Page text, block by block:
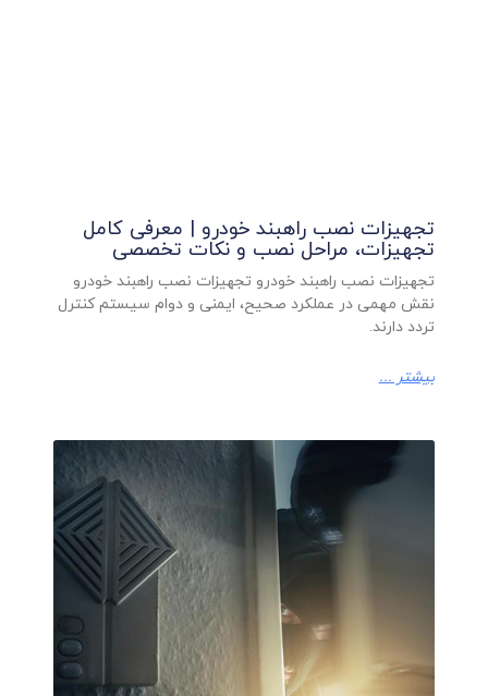
تجهیزات نصب راهبند خودرو | معرفی کامل
تجهیزات، مراحل نصب و نکات تخصصی
تجهیزات نصب راهبند خودرو تجهیزات نصب راهبند خودرو
نقش مهمی در عملکرد صحیح، ایمنی و دوام سیستم کنترل
تردد دارند.
بیشتر ...